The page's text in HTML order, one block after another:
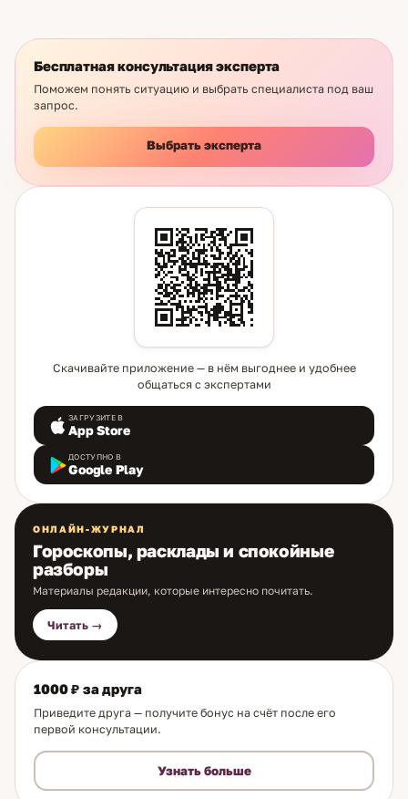
Бесплатная консультация эксперта
Поможем понять ситуацию и выбрать специалиста под ваш
запрос.
Выбрать эксперта
Скачивайте приложение — в нём выгоднее и удобнее
общаться с экспертами
ЗАГРУЗИТЕ В
App Store
ДОСТУПНО В
Google Play
ОНЛАЙН-ЖУРНАЛ
Гороскопы, расклады и спокойные
разборы
Материалы редакции, которые интересно почитать.
Читать →
1000 ₽ за друга
Приведите друга — получите бонус на счёт после его
первой консультации.
Узнать больше